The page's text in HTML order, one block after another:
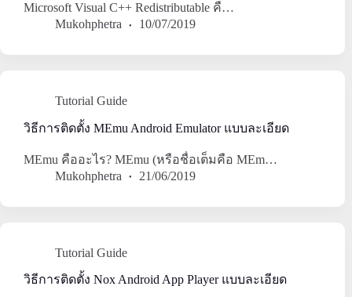
Microsoft Visual C++ Redistributable คื…
Mukohphetra
10/07/2019
Tutorial Guide
วิธีการติดตั้ง MEmu Android Emulator แบบละเอียด
MEmu คืออะไร? MEmu (หรือชื่อเต็มคือ MEm…
Mukohphetra
21/06/2019
Tutorial Guide
วิธีการติดตั้ง Nox Android App Player แบบละเอียด